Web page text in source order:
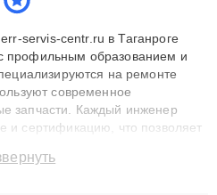
servis-centr.ru в Таганроге
профильным образованием и
на ремонте
современное
запчасти. Каждый инженер
и сертификацию, что позволяет
до 3 лет. Наши мастера